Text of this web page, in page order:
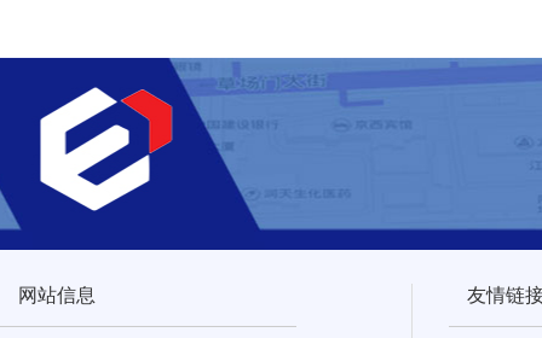
网站信息 友情链